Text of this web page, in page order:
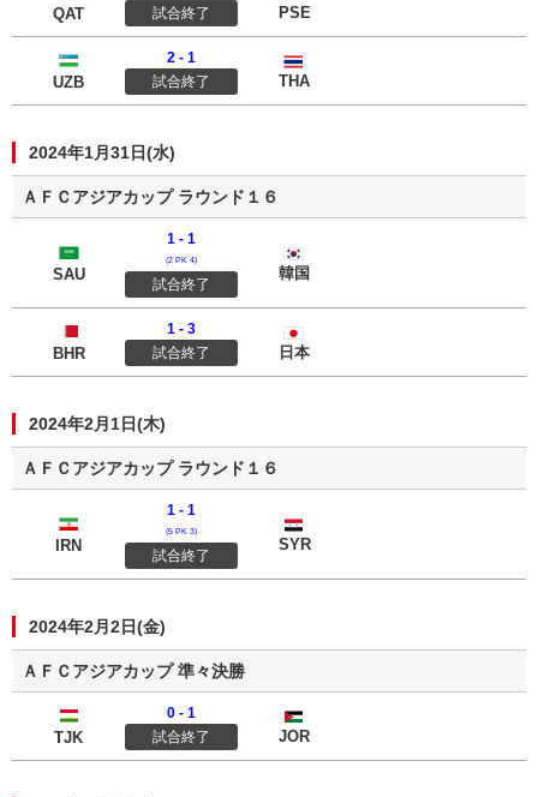
QAT
試合終了
PSE
ウズベキスタン
UZB
2 - 1
試合終了
THA
2024年1月31日(水)
ＡＦＣアジアカップ ラウンド１６
SAU
1 - 1
(2 PK 4)
試合終了
韓国
BHR
1 - 3
試合終了
日本
2024年2月1日(木)
ＡＦＣアジアカップ ラウンド１６
IRN
1 - 1
(5 PK 3)
試合終了
SYR
2024年2月2日(金)
ＡＦＣアジアカップ 準々決勝
TJK
0 - 1
試合終了
JOR